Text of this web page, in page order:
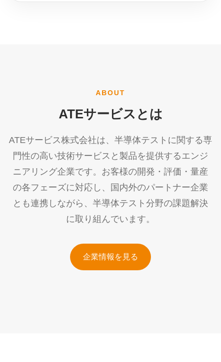
ABOUT
ATEサービスとは
ATEサービス株式会社は、半導体テストに関する専
門性の高い技術サービスと製品を提供するエンジ
ニアリング企業です。お客様の開発・評価・量産
の各フェーズに対応し、国内外のパートナー企業
とも連携しながら、半導体テスト分野の課題解決
に取り組んでいます。
企業情報を見る